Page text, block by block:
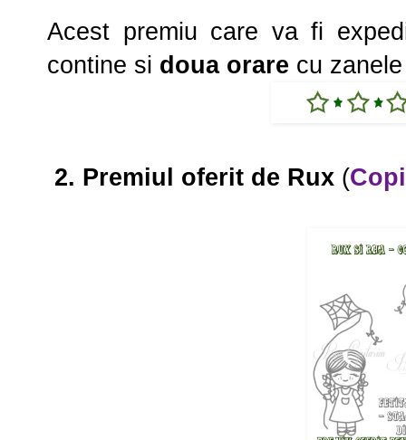
Acest premiu care va fi
contine si doua orare cu
2. Premiul oferit de Rux (